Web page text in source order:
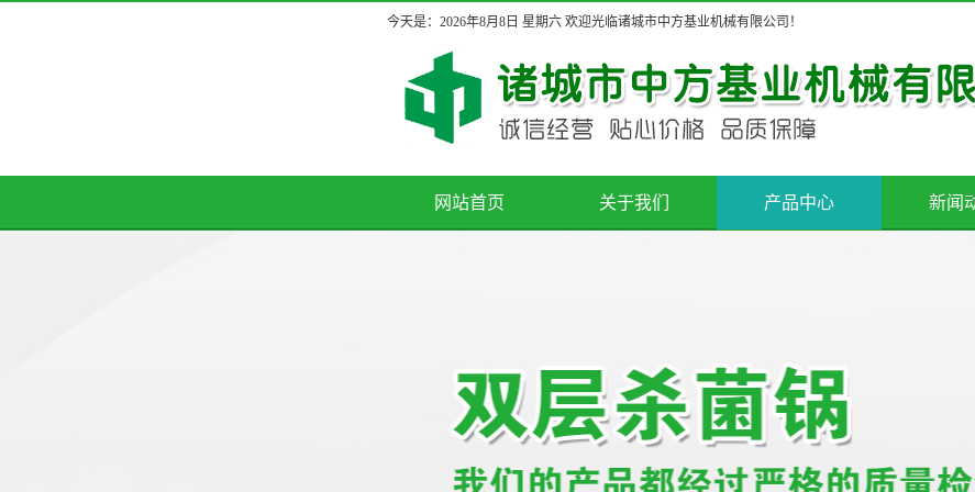
今天是：2026年8月8日 星期六 欢迎光临诸城市中方基业机械有限公司！
网站首页 关于我们 产品中心 新闻